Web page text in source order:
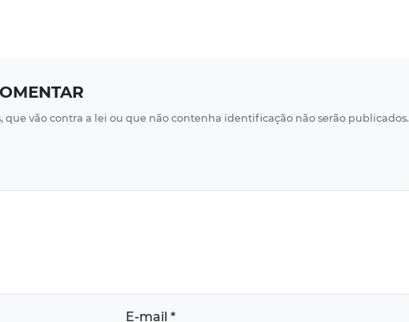
que vão contra a lei ou que não contenha identificação não serão publicados.
E-mail *